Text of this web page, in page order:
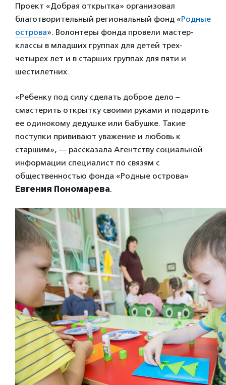
Проект «Добрая открытка» организовал
благотворительный региональный фонд «Родные
острова». Волонтеры фонда провели мастер-
классы в младших группах для детей трех-
четырех лет и в старших группах для пяти и
шестилетних.
«Ребенку под силу сделать доброе дело –
смастерить открытку своими руками и подарить
ее одинокому дедушке или бабушке. Такие
поступки прививают уважение и любовь к
старшим», — рассказала Агентству социальной
информации специалист по связям с
общественностью фонда «Родные острова»
Евгения Пономарева.